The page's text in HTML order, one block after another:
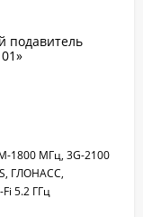
подавитель
1800 МГц, 3G-2100
ГЛОНАСС,
5.2 ГГц